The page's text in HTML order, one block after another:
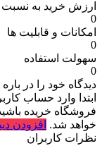
ارزش خرید به
0
امکانات و قابلیت ها
0
سهولت استفاده
0
دیدگاه خود را در باره
ابتدا وارد حساب
فروشگاه خریده
خواهد شد. افزودن
نظرات کاربران